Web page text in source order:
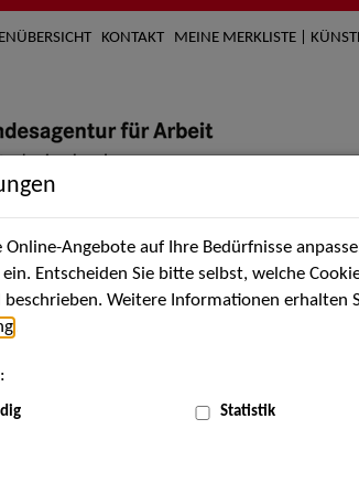
KONTAKT MEINE MERKLISTE |
Künstler*innen Über uns
Angebote auf Ihre Bedürfnisse
Entscheiden Sie bitte selbst, welche
Weitere Informationen erhalten
Statistik